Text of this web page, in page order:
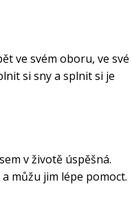
ve svém oboru, ve své
si sny a splnit si je
v životě úspěšná.
můžu jim lépe pomoct.